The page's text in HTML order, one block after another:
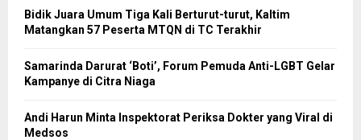
Bidik Juara Umum Tiga Kali Berturut-turut, Kaltim
Matangkan 57 Peserta MTQN di TC Terakhir
Samarinda Darurat ‘Boti’, Forum Pemuda Anti-LGBT Gelar
Kampanye di Citra Niaga
Andi Harun Minta Inspektorat Periksa Dokter yang Viral di
Medsos